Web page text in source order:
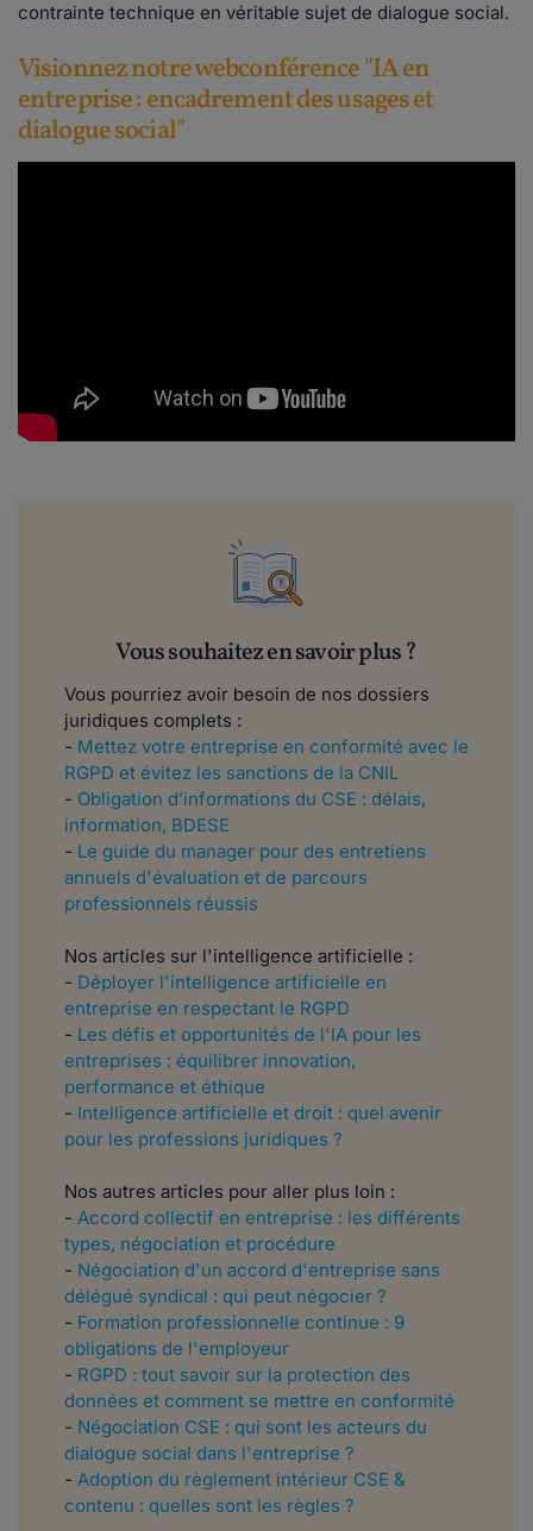
contrainte technique en véritable sujet de dialogue social.
Visionnez notre webconférence "IA en
entreprise : encadrement des usages et
dialogue social"
Vous souhaitez en savoir plus ?
Vous pourriez avoir besoin de nos dossiers
juridiques complets :
- Mettez votre entreprise en conformité avec le
RGPD et évitez les sanctions de la CNIL
- Obligation d’informations du CSE : délais,
information, BDESE
- Le guide du manager pour des entretiens
annuels d'évaluation et de parcours
professionnels réussis
Nos articles sur l'intelligence artificielle :
- Déployer l'intelligence artificielle en
entreprise en respectant le RGPD
- Les défis et opportunités de l'IA pour les
entreprises : équilibrer innovation,
performance et éthique
- Intelligence artificielle et droit : quel avenir
pour les professions juridiques ?
Nos autres articles pour aller plus loin :
​- Accord collectif en entreprise : les différents
types, négociation et procédure
- Négociation d'un accord d'entreprise sans
délégué syndical : qui peut négocier ?
- Formation professionnelle continue : 9
obligations de l'employeur
- RGPD : tout savoir sur la protection des
données et comment se mettre en conformité
- Négociation CSE : qui sont les acteurs du
dialogue social dans l'entreprise ?
- Adoption du règlement intérieur CSE &
contenu : quelles sont les règles ?